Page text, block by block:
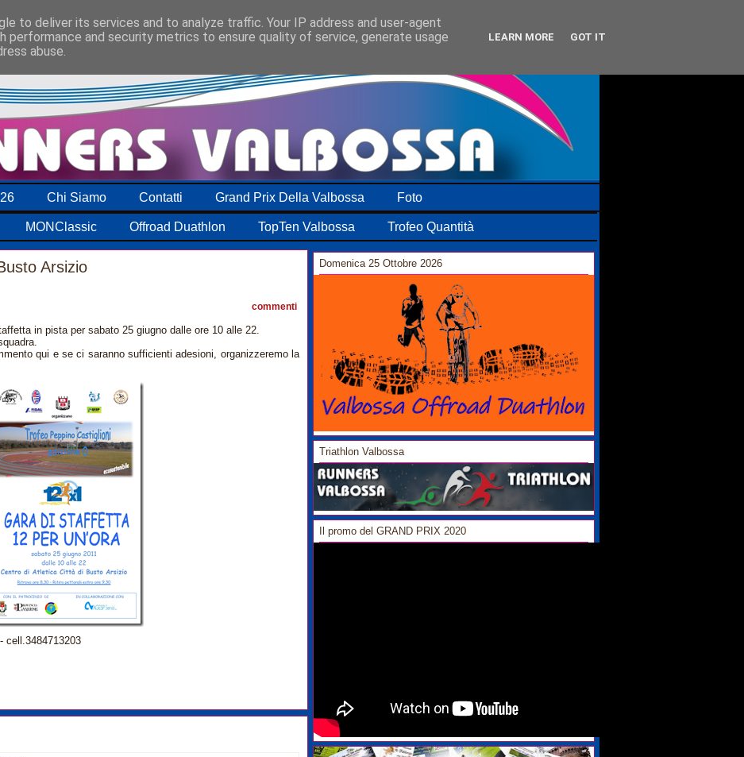
Chi Siamo Contatti Grand Prix Della Valbossa Foto
MONClassic Offroad Duathlon TopTen Valbossa Trofeo Quantità
Arsizio
commenti
in pista per sabato 25 giugno dalle ore 10 alle 22.
qui e se ci saranno sufficienti adesioni, organizzeremo la
cell.3484713203
Domenica 25 Ottobre 2026
Triathlon Valbossa
Il promo del GRAND PRIX 2020
to deliver its services and to analyze traffic. Your IP address and user-agent
performance and security metrics to ensure quality of service, generate usage
abuse.
LEARN MORE GOT IT